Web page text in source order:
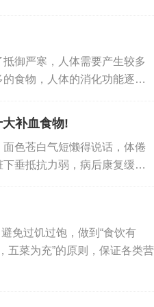
御严寒，人体需要产生较多
食物，人体的消化功能逐渐
补血食物!
色苍白气短懒得说话，体倦
垂抵抗力弱，病后康复缓慢
免过饥过饱，做到“食饮有
五菜为充”的原则，保证各类营